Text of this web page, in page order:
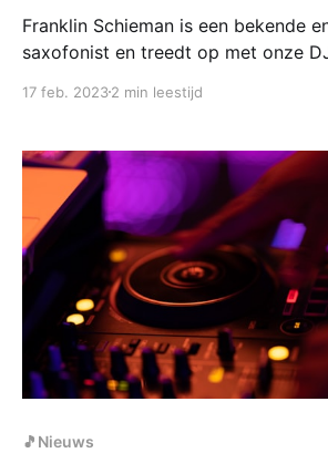
Franklin Schieman is een bekende
saxofonist en treedt op met onze
17 feb. 20232 min leestijd
🎵Nieuws